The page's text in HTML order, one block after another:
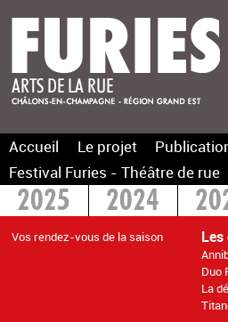
Accueil Le projet
Festival Furies - Théâtre de rue
2025 2024
Vos rendez-vous de la saison
Duo
La
2015 > 2014